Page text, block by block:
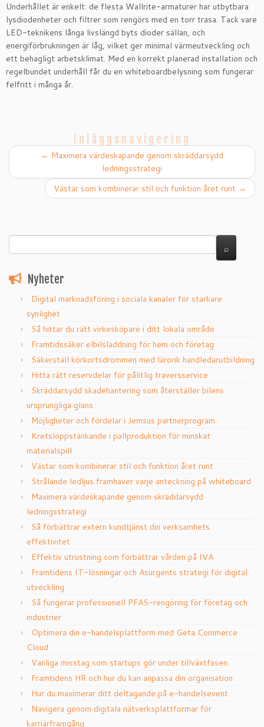
Underhållet är enkelt: de flesta Wallrite-armaturer har utbytbara
lysdiodenheter och filtrer som rengörs med en torr trasa. Tack vare
LED-teknikens långa livslängd byts dioder sällan, och
energiförbrukningen är låg, vilket ger minimal värmeutveckling och
ett behagligt arbetsklimat. Med en korrekt planerad installation och
regelbundet underhåll får du en whiteboardbelysning som fungerar
felfritt i många år.
Inläggsnavigering
← Maximera värdeskapande genom skräddarsydd
ledningsstrategi
Västar som kombinerar stil och funktion året runt →
Nyheter
Digital marknadsföring i sociala kanaler för starkare
synlighet
Så hittar du rätt virkesköpare i ditt lokala område
Framtidssäker elbilsladdning för hem och företag
Säkerställ körkortsdrömmen med lärorik handledarutbildning
Hitta rätt reservdelar för pålitlig traversservice
Skräddarsydd skadehantering som återställer bilens
ursprungliga glans
Möjligheter och fördelar i Jemsus partnerprogram
Kretsloppstänkande i pallproduktion för minskat
materialspill
Västar som kombinerar stil och funktion året runt
Strålande ledljus framhäver varje anteckning på whiteboard
Maximera värdeskapande genom skräddarsydd
ledningsstrategi
Så förbättrar extern kundtjänst din verksamhets
effektivitet
Effektiv utrustning som förbättrar vården på IVA
Framtidens IT-lösningar och Asurgents strategi för digital
utveckling
Så fungerar professionell PFAS-rengöring för företag och
industrier
Optimera din e-handelsplattform med Geta Commerce
Cloud
Vanliga misstag som startups gör under tillväxtfasen
Framtidens HR och hur du kan anpassa din organisation
Hur du maximerar ditt deltagande på e-handelsevent
Navigera genom digitala nätverksplattformar för
karriärframgång